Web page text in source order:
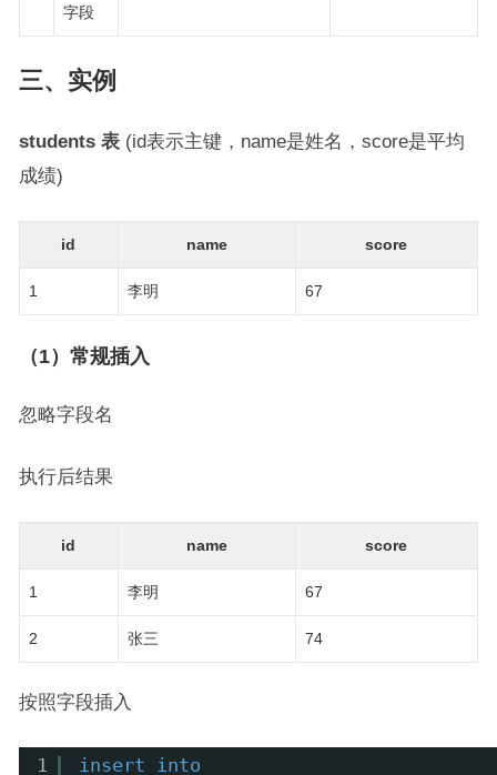
字段
三、实例
students 表(id表示主键，name是姓名，score是平均
成绩)
id name score
1 李明 67
（1）常规插入
忽略字段名
执行后结果
id name score
1 李明 67
2 张三 74
按照字段插入
1
insert
into